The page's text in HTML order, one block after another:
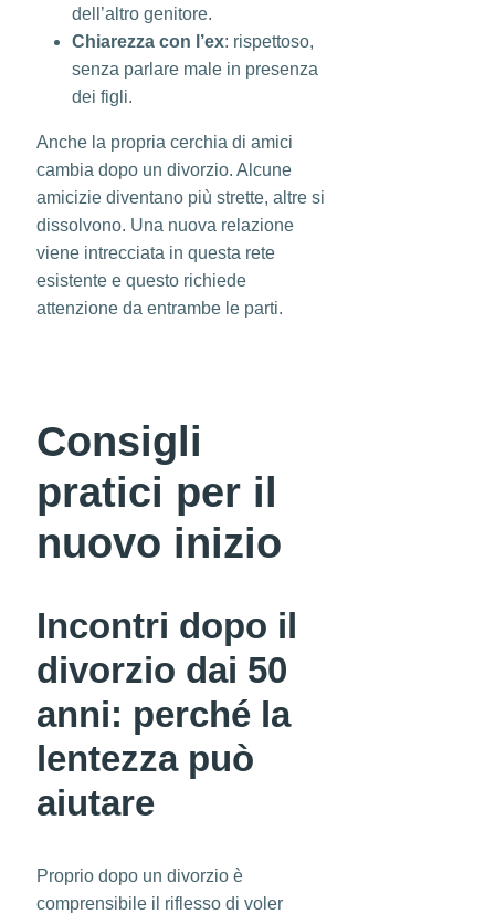
dell’altro genitore.
Chiarezza con l’ex: rispettoso,
senza parlare male in presenza
dei figli.
Anche la propria cerchia di amici
cambia dopo un divorzio. Alcune
amicizie diventano più strette, altre si
dissolvono. Una nuova relazione
viene intrecciata in questa rete
esistente e questo richiede
attenzione da entrambe le parti.
Consigli
pratici per il
nuovo inizio
Incontri dopo il
divorzio dai 50
anni: perché la
lentezza può
aiutare
Proprio dopo un divorzio è
comprensibile il riflesso di voler